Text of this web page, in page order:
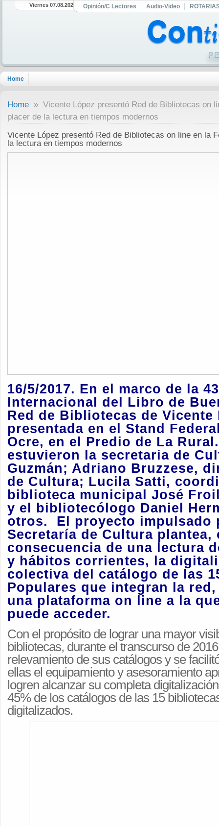
Viernes 07.08.2026 Opinión/C Lectores Audio-Video
Home
Home » Vicente López presentó Red de Bibliotecas on
placer de la lectura en tiempos modernos
Vicente López presentó Red de Bibliotecas on line en la
la lectura en tiempos modernos
16/5/2017. En el marco de la
Internacional del Libro de
Red de Bibliotecas de Vicente
presentada en el Stand
Ocre, en el Predio de La
estuvieron la secretaria de
Guzmán; Adriano Bruzzese,
de Cultura; Lucila Satti,
biblioteca municipal José
y el bibliotecólogo Daniel
otros. El proyecto impulsado
Secretaría de Cultura plantea,
consecuencia de una lectura
y hábitos corrientes, la
colectiva del catálogo de las
Populares que integran la
una plataforma on line a la
puede acceder.
Con el propósito de lograr una mayor
bibliotecas, durante el transcurso de
relevamiento de sus catálogos y se
ellas el equipamiento y asesoramiento
logren alcanzar su completa
45% de los catálogos de las 15
digitalizados.